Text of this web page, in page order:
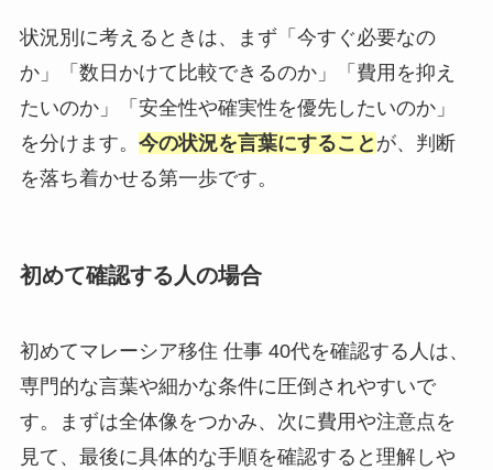
状況別に考えるときは、まず「今すぐ必要なの
か」「数日かけて比較できるのか」「費用を抑え
たいのか」「安全性や確実性を優先したいのか」
を分けます。 今の状況を言葉にすること が、判断
を落ち着かせる第一歩です。
初めて確認する人の場合
初めてマレーシア移住 仕事 40代を確認する人は、
専門的な言葉や細かな条件に圧倒されやすいで
す。まずは全体像をつかみ、次に費用や注意点を
見て、最後に具体的な手順を確認すると理解しや